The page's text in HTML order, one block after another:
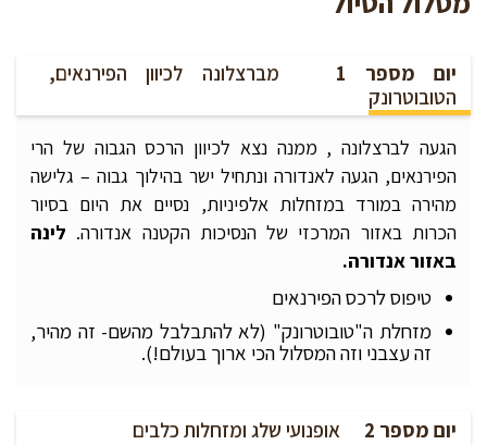
יום מספר 1
מברצלונה לכיוון הפירנאים,
הטובוטרונק
הגעה לברצלונה , ממנה נצא לכיוון הרכס הגבוה של הרי
הפירנאים, הגעה לאנדורה ונתחיל ישר בהילוך גבוה – גלישה
מהירה במורד במזחלות אלפיניות, נסיים את היום בסיור
הכרות באזור המרכזי של הנסיכות הקטנה אנדורה. לינה
באזור אנדורה.
טיפוס לרכס הפירנאים
מזחלת ה"טובוטרונק" (לא להתבלבל מהשם- זה מהיר,
זה עצבני וזה המסלול הכי ארוך בעולם!).
יום מספר 2 אופנועי שלג ומזחלות כלבים